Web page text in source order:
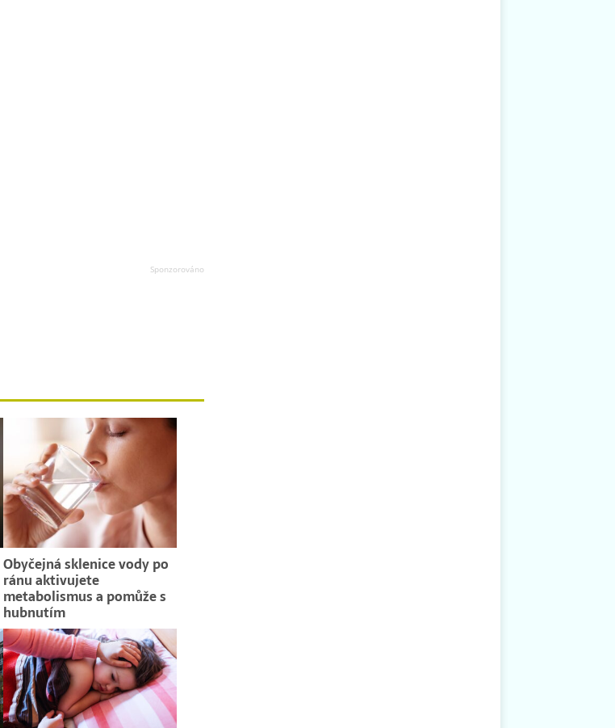
Obyčejná sklenice vody po
ránu aktivujete
metabolismus a pomůže s
hubnutím